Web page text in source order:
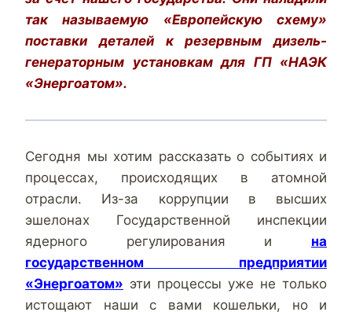
так называемую «Европейскую схему»
поставки деталей к резервным дизель-
генераторным установкам для ГП «НАЭК
«Энергоатом».
Сегодня мы хотим рассказать о событиях и
процессах, происходящих в атомной
отрасли. Из-за коррупции в высших
эшелонах Государственной инспекции
ядерного регулирования и на
государственном предприятии
«Энергоатом» эти процессы уже не только
истощают наши с вами кошельки, но и